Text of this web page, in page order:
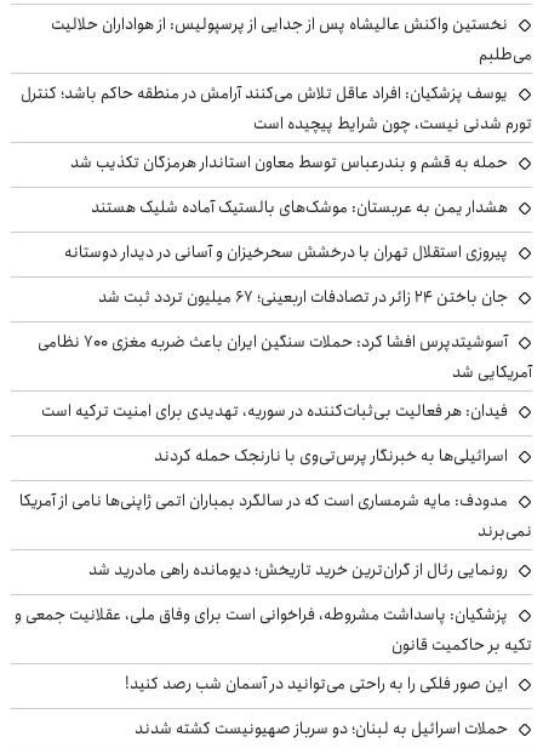
نخستین واکنش عالیشاه پس از جدایی از پرسپولیس: از هواداران حلالیت
می‌طلبم
یوسف پزشکیان: افراد عاقل تلاش می‌کنند آرامش در منطقه حاکم باشد؛ کنترل
تورم شدنی نیست، چون شرایط پیچیده است
حمله به قشم و بندرعباس توسط معاون استاندار هرمزگان تکذیب شد
هشدار یمن به عربستان: موشک‌های بالستیک آماده شلیک هستند
پیروزی استقلال تهران با درخشش سحرخیزان و آسانی در دیدار دوستانه
جان باختن ۲۴ زائر در تصادفات اربعینی؛ ۶۷ میلیون تردد ثبت شد
آسوشیتدپرس افشا کرد: حملات سنگین ایران باعث ضربه مغزی ۷۰۰ نظامی
آمریکایی شد
فیدان: هر فعالیت بی‌ثبات‌کننده در سوریه، تهدیدی برای امنیت ترکیه است
اسرائیلی‌ها به خبرنگار پرس‌تی‌وی با نارنجک حمله کردند
مدودف: مایه شرمساری است که در سالگرد بمباران اتمی ژاپنی‌ها نامی از آمریکا
نمی‌برند
رونمایی رئال از گران‌ترین خرید تاریخش؛ دیومانده راهی مادرید شد
پزشکیان: پاسداشت مشروطه، فراخوانی است برای وفاق ملی، عقلانیت جمعی و
تکیه بر حاکمیت قانون
این صور فلکی را به راحتی می‌توانید در آسمان شب رصد کنید!
حملات اسرائیل به لبنان؛ دو سرباز صهیونیست کشته شدند